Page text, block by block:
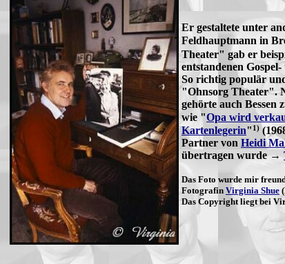
Er gestaltete unter
Feldhauptmann in
Theater" gab er
entstandenen
So richtig populär
"Ohnsorg Theater".
gehörte auch Bessen
wie "Opa wird
Kartenlegerin" 1)
Partner von Heidi
übertragen wurde →
Das Foto wurde mir
Fotografin Virginia Shue
Das Copyright liegt bei